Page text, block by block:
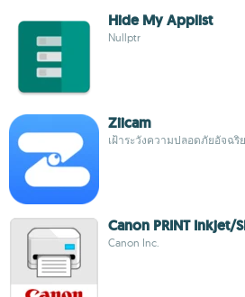
Hide My Applist
Nullptr
Ziicam
เฝ้าระวังความปลอดภัยอัจฉริ
Canon PRINT Inkjet/
Canon Inc.